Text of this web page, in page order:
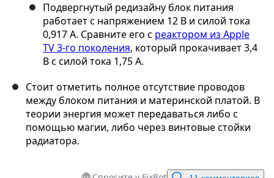
Подвергнутый редизайну блок питания
работает с напряжением 12 В и силой тока
0,917 А. Сравните его с реактором из Apple
TV 3-го поколения, который прокачивает 3,4
В с силой тока 1,75 А.
Стоит отметить полное отсутствие проводов
между блоком питания и материнской платой. В
теории энергия может передаваться либо с
помощью магии, либо через винтовые стойки
радиатора.